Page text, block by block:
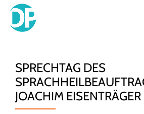
Skip
SPRECHTAG DES
JOACHIM EISENTRÄGER